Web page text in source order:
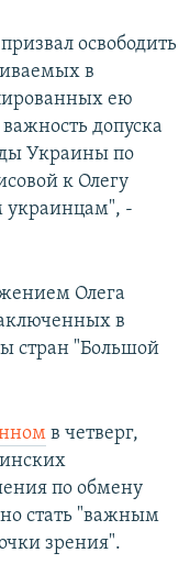
освободить
в
ею
допуска
Украины по
к Олегу
украинцам", -
Олега
в
стран "Большой
в четверг,
по обмену
стать "важным
зрения".